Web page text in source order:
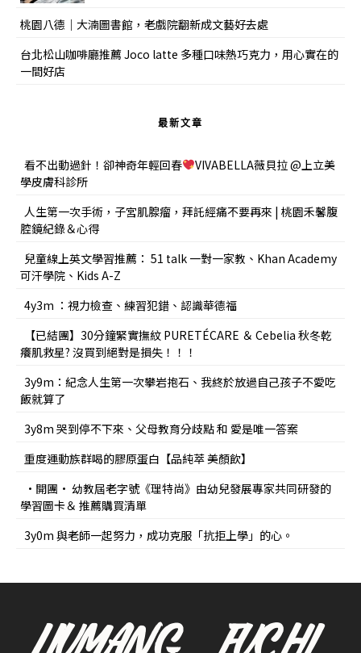
桃園八德｜大湳圖書館，老戲院翻新成文藝好去處
台北松山咖啡廳推薦 Joco latte 多種口味熱巧克力，用心實在的
一間好店
最新文章
看不出動過針！卻神奇年輕回春
VIVABELLA薇貝拉 @上立美
學皮膚科診所
人生第一次手術，子宮肌腺瘤，拜託經痛不要再來 | 桃園禾馨腹
腔鏡紀錄＆心得
兒童線上英文學習推薦： 51 talk 一對一家教、Khan Academy
可汗學院、Kids A-Z
4y3m ：視力檢查、練習犯錯、認識華德福
【已結團】30分鐘緊實撫紋 PURETÉCARE ＆ Cebelia 秋冬乾
癢肌救星? 沒買到絕對是損失！！！
3y9m：紀念人生第一次攀岩抱石、我終於放過自己孩子不愛吃
飯就算了
3y8m 哭到停不下來、父母教育分歧點 和 愛是唯一答案
重度運動族群喝的膠原蛋白【品純萃 美顏飲】
•開團• 幼教屆老字號《理特尚》由幼兒發展專家共同研發的
學習圖卡＆ 推薦購買清單
3y0m 與老師一起努力，成功克服「抗拒上學」的心。